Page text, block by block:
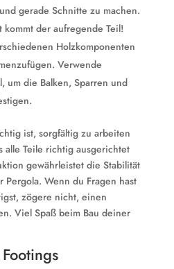
gerade Schnitte zu machen.
kommt der aufregende Teil!
Holzkomponenten
Verwende
um die Balken, Sparren und
ist, sorgfältig zu arbeiten
alle Teile richtig ausgerichtet
gewährleistet die Stabilität
Wenn du Fragen hast
zögere nicht, einen
Viel Spaß beim Bau deiner